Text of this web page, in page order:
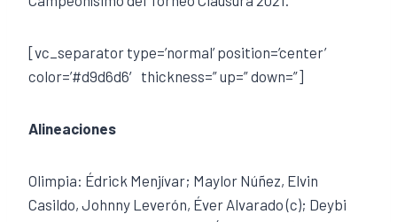
[vc_separator type=’normal’ position=’center’
color=’#d9d6d6′ thickness=” up=” down=”]
Alineaciones
Olimpia: Édrick Menjívar; Maylor Núñez, Elvin
Casildo, Johnny Leverón, Éver Alvarado (c); Deybi